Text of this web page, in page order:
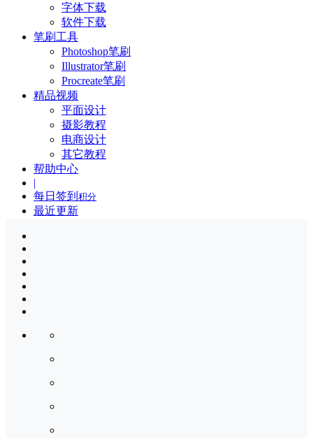
字体下载
软件下载
笔刷工具
Photoshop笔刷
Illustrator笔刷
Procreate笔刷
精品视频
平面设计
摄影教程
电商设计
其它教程
帮助中心
|
每日签到 积分
最近更新